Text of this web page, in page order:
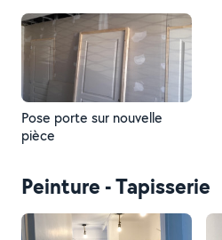
Pose porte sur nouvelle
pièce
Peinture - Tapisserie